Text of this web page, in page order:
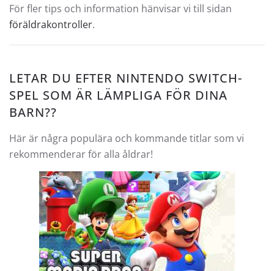
För fler tips och information hänvisar vi till sidan
föräldrakontroller.
LETAR DU EFTER NINTENDO SWITCH-
SPEL SOM ÄR LÄMPLIGA FÖR DINA
BARN??
Här är några populära och kommande titlar som vi
rekommenderar för alla åldrar!